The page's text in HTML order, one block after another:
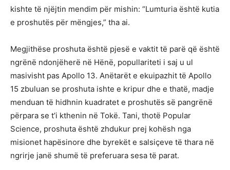
kishte të njëjtin mendim për mishin: “Lumturia është kutia
e proshutës për mëngjes,” tha ai.
Megjithëse proshuta është pjesë e vaktit të parë që është
ngrënë ndonjëherë në Hënë, popullariteti i saj u ul
masivisht pas Apollo 13. Anëtarët e ekuipazhit të Apollo
15 zbuluan se proshuta ishte e kripur dhe e thatë, madje
menduan të hidhnin kuadratet e proshutës së pangrënë
përpara se t’i kthenin në Tokë. Tani, thotë Popular
Science, proshuta është zhdukur prej kohësh nga
misionet hapësinore dhe byrekët e salsiçeve të thara në
ngrirje janë shumë të preferuara sesa të parat.